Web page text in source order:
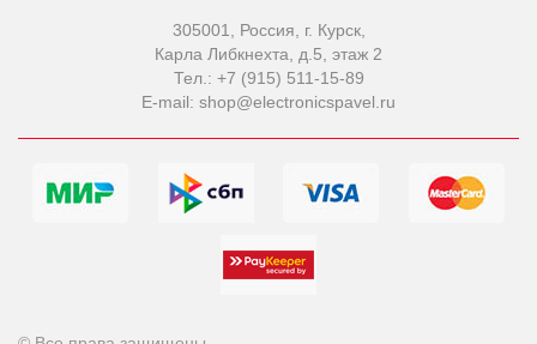
305001, Россия, г. Курск,
Карла Либкнехта, д.5, этаж 2
Тел.: +7 (915) 511-15-89
E-mail: shop@electronicspavel.ru